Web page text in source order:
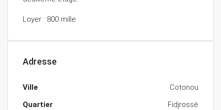
Loyer : 800 mille
Adresse
Ville
Cotonou
Quartier
Fidjrossè